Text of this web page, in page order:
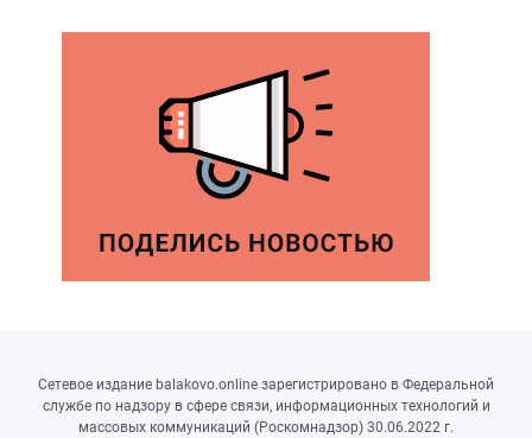
Сетевое издание balakovo.online зарегистрировано в Федеральной
службе по надзору в сфере связи, информационных технологий и
массовых коммуникаций (Роскомнадзор) 30.06.2022 г.